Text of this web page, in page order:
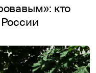
кто